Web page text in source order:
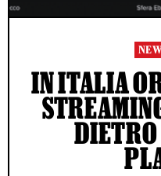
IN ITALIA
DIETRO